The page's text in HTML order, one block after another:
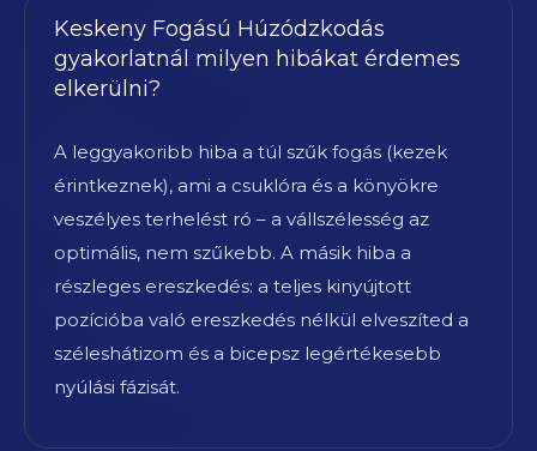
Keskeny Fogású Húzódzkodás
gyakorlatnál milyen hibákat érdemes
elkerülni?
A leggyakoribb hiba a túl szűk fogás (kezek
érintkeznek), ami a csuklóra és a könyökre
veszélyes terhelést ró – a vállszélesség az
optimális, nem szűkebb. A másik hiba a
részleges ereszkedés: a teljes kinyújtott
pozícióba való ereszkedés nélkül elveszíted a
széleshátizom és a bicepsz legértékesebb
nyúlási fázisát.